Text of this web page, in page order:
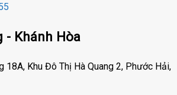
- Khánh Hòa
Khu Đô Thị Hà Quang 2, Phước Hải,